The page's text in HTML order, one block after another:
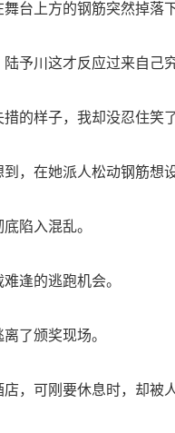
上方的钢筋突然掉落
川这才反应过来自己
的样子，我却没忍住笑
在她派人松动钢筋想
陷入混乱。
逢的逃跑机会。
了颁奖现场。
可刚要休息时，却被